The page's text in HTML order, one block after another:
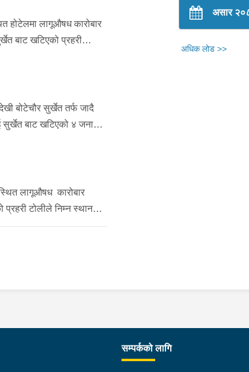
होटेलमा लागूऔषध कारोबार
बाट खटिएको प्रहरी
अनुसन्धानको लागि
बोटेचौर सुर्खेत तर्फ जादै
बाट खटिएको ४ जनाको
।
लागूऔषध कारोबार
टोलीले निम्न स्थान
२८० मिलिग्राम) रहेको
लिई आवश्यक
असार
अधिक लोड >>
सम्पर्कको लागि